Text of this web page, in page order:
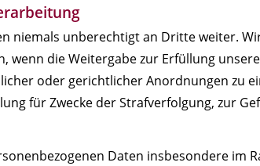
niemals unberechtigt an Dritte weiter.
wenn die Weitergabe zur Erfüllung
oder gerichtlicher Anordnungen zu
für Zwecke der Strafverfolgung, zur
Daten insbesondere im